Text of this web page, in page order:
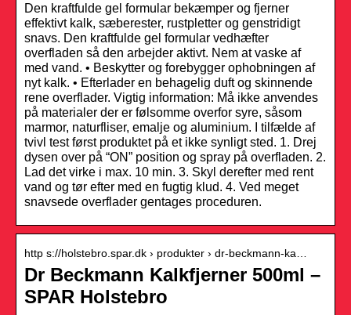
Den kraftfulde gel formular bekæmper og fjerner
effektivt kalk, sæberester, rustpletter og genstridigt
snavs. Den kraftfulde gel formular vedhæfter
overfladen så den arbejder aktivt. Nem at vaske af
med vand. • Beskytter og forebygger ophobningen af
nyt kalk. • Efterlader en behagelig duft og skinnende
rene overflader. Vigtig information: Må ikke anvendes
på materialer der er følsomme overfor syre, såsom
marmor, naturfliser, emalje og aluminium. I tilfælde af
tvivl test først produktet på et ikke synligt sted. 1. Drej
dysen over på “ON” position og spray på overfladen. 2.
Lad det virke i max. 10 min. 3. Skyl derefter med rent
vand og tør efter med en fugtig klud. 4. Ved meget
snavsede overflader gentages proceduren.
http s://holstebro.spar.dk › produkter › dr-beckmann-ka…
Dr Beckmann Kalkfjerner 500ml –
SPAR Holstebro